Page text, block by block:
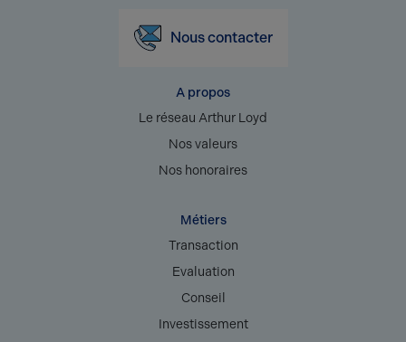
Nous contacter
A propos
Le réseau Arthur Loyd
Nos valeurs
Nos honoraires
Métiers
Transaction
Evaluation
Conseil
Investissement